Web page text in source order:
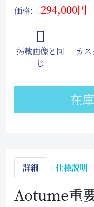
価格: 294,000円
掲載画像と同
じ
カ
在
詳細 仕様説明
Aotume重